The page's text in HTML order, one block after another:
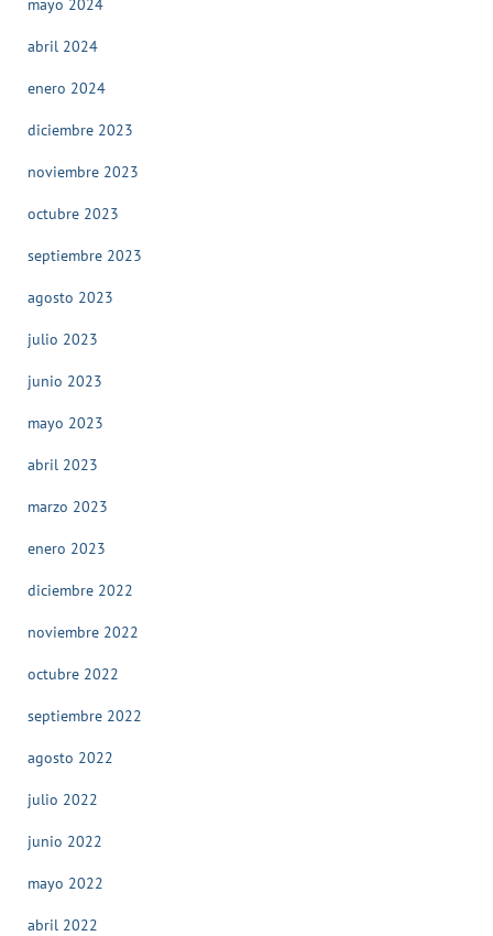
abril 2024
enero 2024
diciembre 2023
noviembre 2023
octubre 2023
septiembre 2023
agosto 2023
julio 2023
junio 2023
mayo 2023
abril 2023
marzo 2023
enero 2023
diciembre 2022
noviembre 2022
octubre 2022
septiembre 2022
agosto 2022
julio 2022
junio 2022
mayo 2022
abril 2022